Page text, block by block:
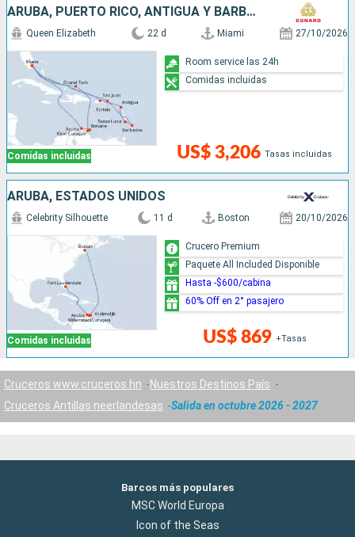
ARUBA, PUERTO RICO, ANTIGUA Y BARBUDA, SANTA LUCIA, BARBADOS, SAN MARTÍN, ESTADOS UNIDOS
Comidas incluidas
Queen Elizabeth 22 d Miami 27/10/2026
US$ 3,206 Tasas incluidas
Room service las 24h
Comidas incluidas
ARUBA, ESTADOS UNIDOS
Comidas incluidas
Celebrity Silhouette 11 d Boston 20/10/2026
US$ 869 +Tasas
Crucero Premium
Paquete All Included Disponible
Hasta -$600/cabina
60% Off en 2° pasajero
Cruceros www.cruceros.hn
Nuestros Destinos País
Cruceros Antillas neerlandesas
Salida en octubre 2026 - 2027
Barcos más populares
MSC World Europa
Icon of the Seas